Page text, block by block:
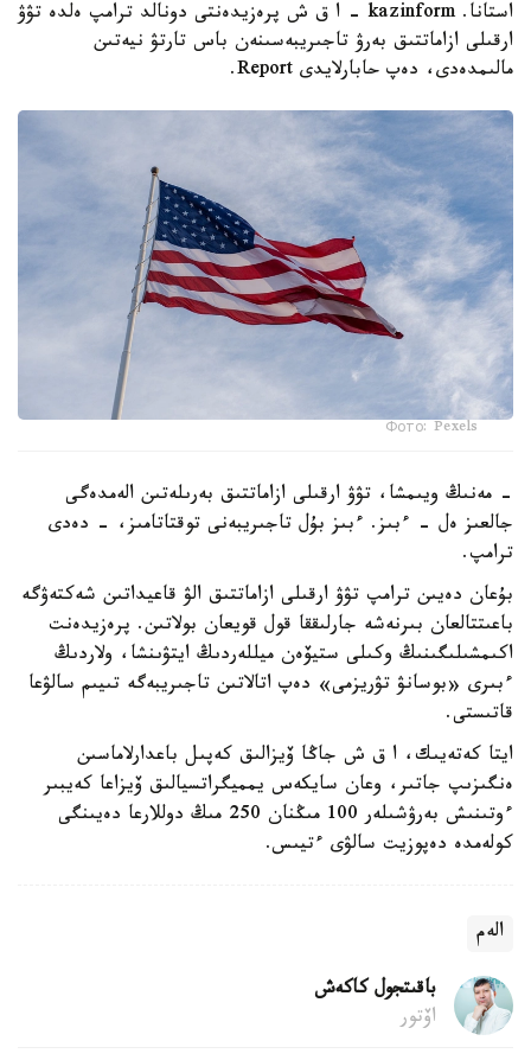
استانا. kazinform - ا ق ش پرەزيدەنتى دونالد ترامپ ەلدە تۋۋ
ارقىلى ازاماتتىق بەرۋ تاجىريبەسىنەن باس تارتۋ نيەتىن
مالىمدەدى، دەپ حابارلايدى Report.
Фото: Pexels
- مەنىڭ ويىمشا، تۋۋ ارقىلى ازاماتتىق بەرىلەتىن الەمدەگى
جالعىز ەل - ءبىز. ءبىز بۇل تاجىريبەنى توقتاتامىز، - دەدى
ترامپ.
بۇعان دەيىن ترامپ تۋۋ ارقىلى ازاماتتىق الۋ قاعيداتىن شەكتەۋگە
باعىتتالعان بىرنەشە جارلىققا قول قويعان بولاتىن. پرەزيدەنت
اكىمشىلىگىنىڭ وكىلى ستيۆەن ميللەردىڭ ايتۋىنشا، ولاردىڭ
ءبىرى «بوسانۋ تۋريزمى» دەپ اتالاتىن تاجىريبەگە تىيىم سالۋعا
قاتىستى.
ايتا كەتەيىك، ا ق ش جاڭا ۆيزالىق كەپىل باعدارلاماسىن
ەنگىزىپ جاتىر، وعان سايكەس يمميگراتسيالىق ۆيزاعا كەيبىر
ءوتىنىش بەرۋشىلەر 100 مىڭنان 250 مىڭ دوللارعا دەيىنگى
كولەمدە دەپوزيت سالۋى ءتيىس.
الەم
باقىتجول كاكەش
اۆتور